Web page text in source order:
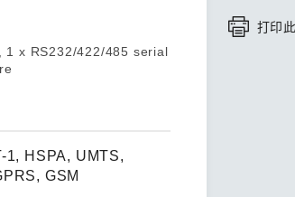
查看
1 x RS232/422/485 serial
1, HSPA, UMTS,
GSM
打印